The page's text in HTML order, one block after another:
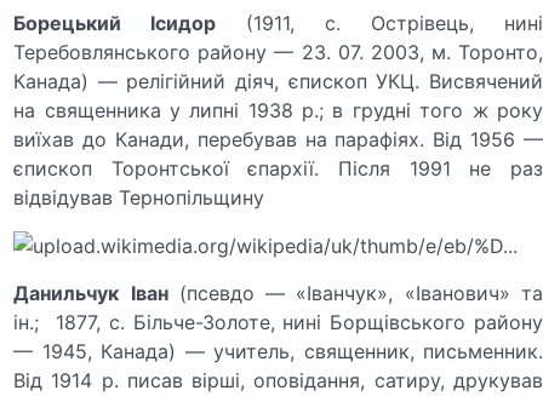
Борецький Ісидор (1911, с. Острівець, нині
Теребовлянського району — 23. 07. 2003, м. Торонто,
Канада) — релігійний діяч, єпископ УКЦ. Висвячений
на священника у липні 1938 р.; в грудні того ж року
виїхав до Канади, перебував на парафіях. Від 1956 —
єпископ Торонтської єпархії. Після 1991 не раз
відвідував Тернопільщину
Данильчук Іван(псевдо — «Іванчук», «Іванович» та
ін.; 1877, с. Більче-Золоте, нині Борщівського району
— 1945, Канада) — учитель, священник, письменник.
Від 1914 р. писав вірші, оповідання, сатиру, друкував